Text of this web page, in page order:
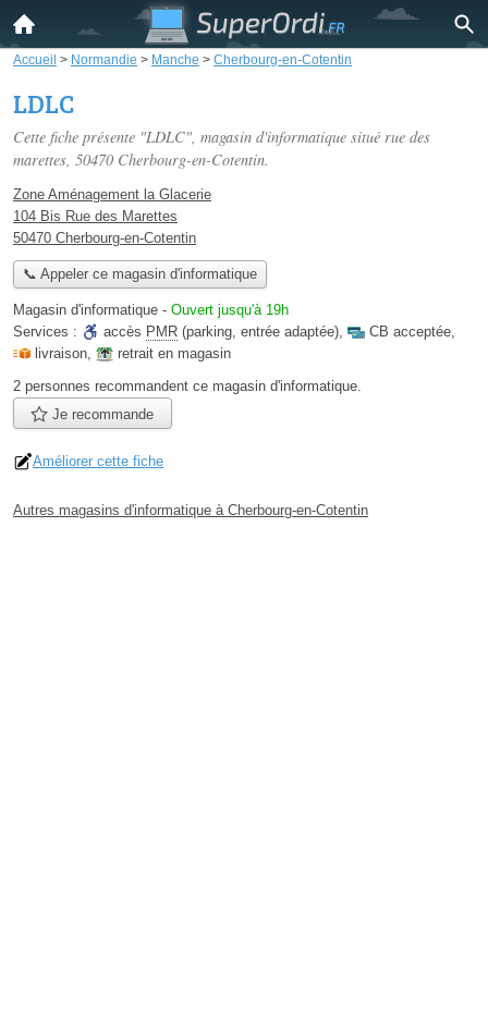
Accueil > Normandie > Manche > Cherbourg-en-Cotentin
LDLC
Cette fiche présente "LDLC", magasin d'informatique situé rue des
marettes, 50470 Cherbourg-en-Cotentin.
Zone Aménagement la Glacerie
104 Bis Rue des Marettes
50470 Cherbourg-en-Cotentin
📞 Appeler ce magasin d'informatique
Magasin d'informatique - Ouvert jusqu'à 19h
Services :
accès PMR (parking, entrée adaptée), CB acceptée,
livraison,
retrait en magasin
2 personnes recommandent ce magasin d'informatique.
Je recommande
Améliorer cette fiche
Autres magasins d'informatique à Cherbourg-en-Cotentin